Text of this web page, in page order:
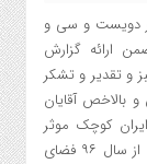
دویست و سی و
ارائه گزارش
و تقدیر و تشکر
بالاخص آقایان
کوچک موثر
بودند، اظهار داشت: بر اساس آمار ۱۰ منطقه شهرداری از سال ۹۶ فضای